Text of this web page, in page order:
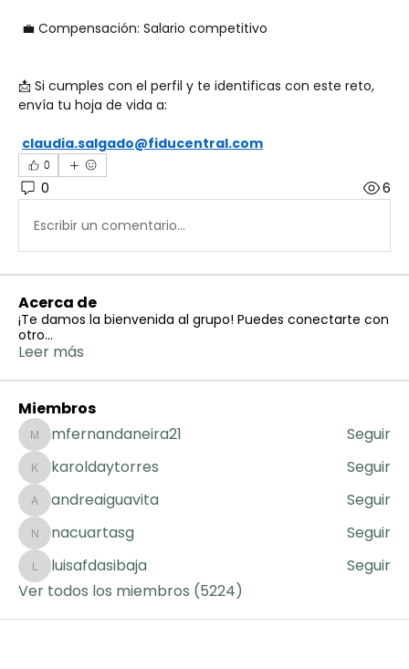
💼 Compensación: Salario competitivo
📩 Si cumples con el perfil y te identificas con este reto,
envía tu hoja de vida a:
claudia.salgado@fiducentral.com
0
0 6
Escribir un comentario...
Acerca de
¡Te damos la bienvenida al grupo! Puedes conectarte con
otro...
Leer más
Miembros
mfernandaneira21
mfernandaneira21 Seguir
karoldaytorres
karoldaytorres Seguir
andreaiguavita
andreaiguavita Seguir
nacuartasg
nacuartasg Seguir
luisafdasibaja
luisafdasibaja
Seguir
Ver todos los miembros (5224)